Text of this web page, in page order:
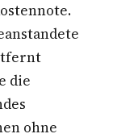
die
ohne